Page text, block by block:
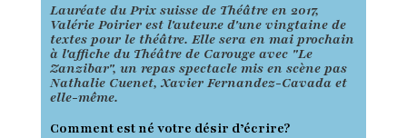
Lauréate du Prix suisse de Théâtre en 2017,
Valérie Poirier est l'auteur.e d'une vingtaine de
textes pour le théâtre. Elle sera en mai prochain
à l'affiche du Théâtre de Carouge avec "Le
Zanzibar", un repas spectacle mis en scène pas
Nathalie Cuenet, Xavier Fernandez-Cavada et
elle-même.
Comment est né votre désir d’écrire?